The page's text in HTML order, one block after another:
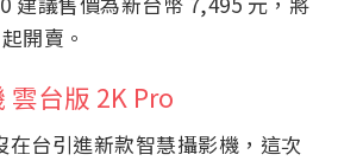
開賣。
雲台版 2K Pro
在台引進新款智慧攝影機，這次